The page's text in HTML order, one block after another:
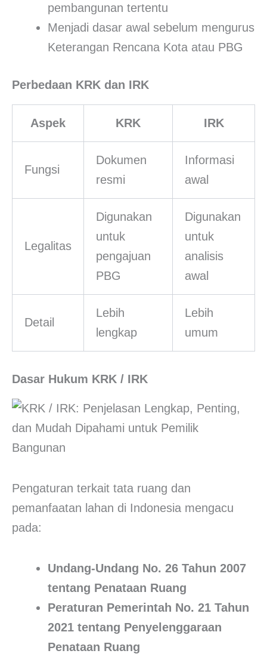
pembangunan tertentu
Menjadi dasar awal sebelum mengurus
Keterangan Rencana Kota atau PBG
Perbedaan KRK dan IRK
Aspek KRK IRK
Fungsi
Dokumen
resmi
Informasi
awal
Legalitas
Digunakan
untuk
pengajuan
PBG
Digunakan
untuk
analisis
awal
Detail
Lebih
lengkap
Lebih
umum
Dasar Hukum KRK / IRK
Pengaturan terkait tata ruang dan
pemanfaatan lahan di Indonesia mengacu
pada:
Undang-Undang No. 26 Tahun 2007
tentang Penataan Ruang
Peraturan Pemerintah No. 21 Tahun
2021 tentang Penyelenggaraan
Penataan Ruang